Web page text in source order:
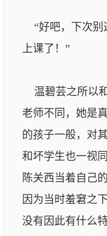
“好吧，下次别
上课了！”
温碧芸之所以
老师不同，她是
的孩子一般，对
和坏学生也一视
陈关西当着自己
因为当时羞窘之
没有因此有什么